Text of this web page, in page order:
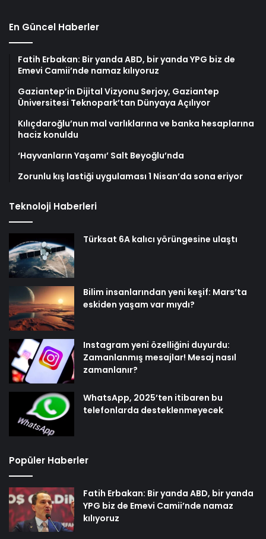
En Güncel Haberler
Fatih Erbakan: Bir yanda ABD, bir yanda YPG biz de
Emevi Camii’nde namaz kılıyoruz
Gaziantep’in Dijital Vizyonu Serjoy, Gaziantep
Üniversitesi Teknopark’tan Dünyaya Açılıyor
Kılıçdaroğlu’nun mal varlıklarına ve banka hesaplarına
haciz konuldu
‘Hayvanların Yaşamı’ Salt Beyoğlu’nda
Zorunlu kış lastiği uygulaması 1 Nisan’da sona eriyor
Teknoloji Haberleri
Türksat 6A kalıcı yörüngesine ulaştı
Bilim insanlarından yeni keşif: Mars’ta
eskiden yaşam var mıydı?
Instagram yeni özelliğini duyurdu:
Zamanlanmış mesajlar! Mesaj nasıl
zamanlanır?
WhatsApp, 2025’ten itibaren bu
telefonlarda desteklenmeyecek
Popüler Haberler
Fatih Erbakan: Bir yanda ABD, bir yanda
YPG biz de Emevi Camii’nde namaz
kılıyoruz